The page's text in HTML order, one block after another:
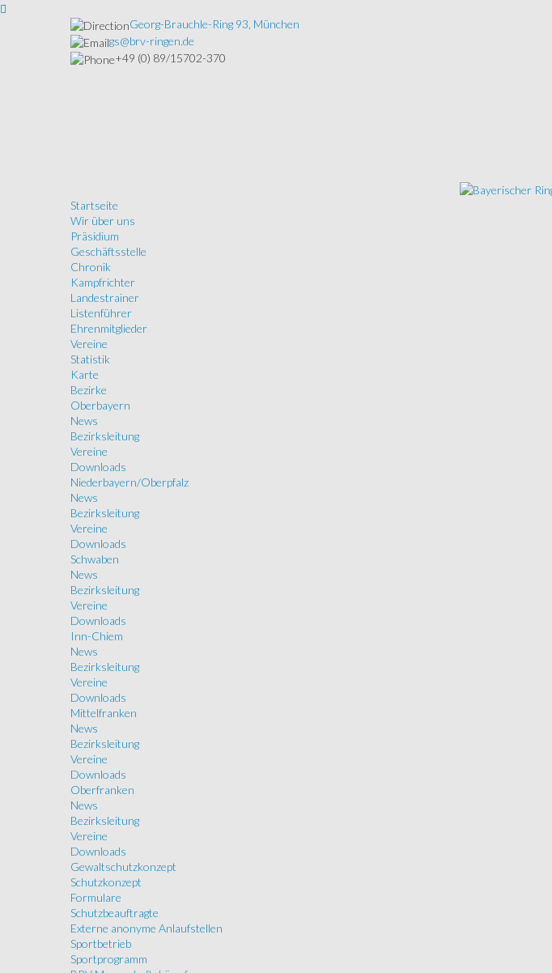
Georg-Brauchle-Ring 93, München
gs@brv-ringen.de
+49 (0) 89/15702-370
Startseite
Wir über uns
Präsidium
Geschäftsstelle
Chronik
Kampfrichter
Landestrainer
Listenführer
Ehrenmitglieder
Vereine
Statistik
Karte
Bezirke
Oberbayern
News
Bezirksleitung
Vereine
Downloads
Niederbayern/Oberpfalz
News
Bezirksleitung
Vereine
Downloads
Schwaben
News
Bezirksleitung
Vereine
Downloads
Inn-Chiem
News
Bezirksleitung
Vereine
Downloads
Mittelfranken
News
Bezirksleitung
Vereine
Downloads
Oberfranken
News
Bezirksleitung
Vereine
Downloads
Gewaltschutzkonzept
Schutzkonzept
Formulare
Schutzbeauftragte
Externe anonyme Anlaufstellen
Sportbetrieb
Sportprogramm